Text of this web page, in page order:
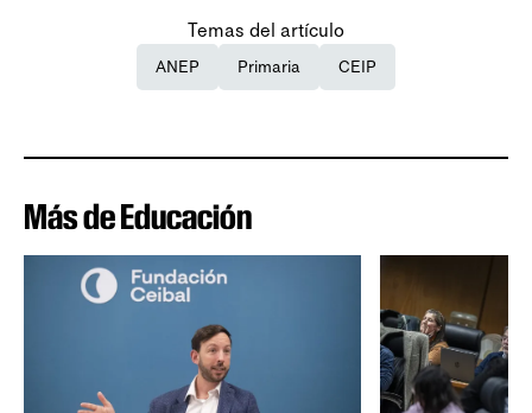
Temas del artículo
ANEP Primaria CEIP
Más de Educación